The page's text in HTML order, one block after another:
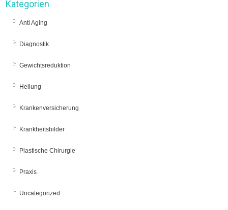
Kategorien
Anti Aging
Diagnostik
Gewichtsreduktion
Heilung
Krankenversicherung
Krankheitsbilder
Plastische Chirurgie
Praxis
Uncategorized